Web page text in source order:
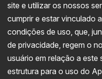
site e utilizar os nossos
cumprir e estar vinculado
condições de uso, que,
de privacidade, regem o
usuário em relação a este
estrutura para o uso do